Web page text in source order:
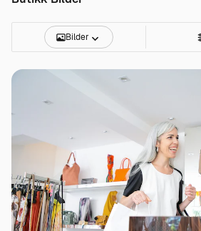
Bilder